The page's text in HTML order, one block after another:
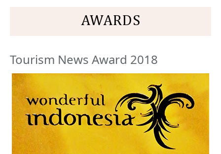
AWARDS
Tourism News Award 2018